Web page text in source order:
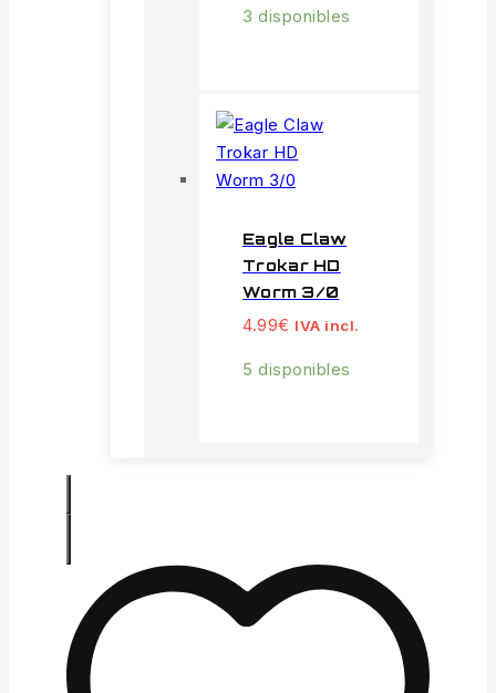
3 disponibles
Eagle Claw
Trokar HD
Worm 3/0
4.99€ IVA incl.
5 disponibles